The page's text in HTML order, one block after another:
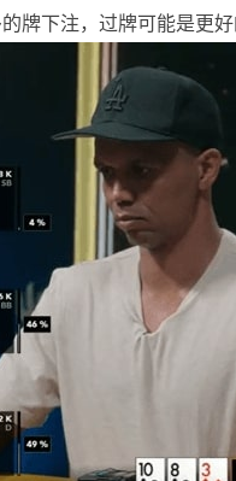
牌下注，过牌可能是更好